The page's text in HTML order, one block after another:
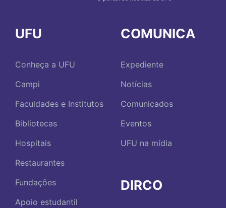
UFU
Conheça a UFU
Campi
Faculdades e Institutos
Bibliotecas
Hospitais
Restaurantes
Fundações
Apoio estudantil
COMUNICA
Expediente
Notícias
Comunicados
Eventos
UFU na mídia
DIRCO